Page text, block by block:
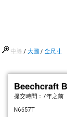
中等 /大圖 /全尺寸
Beechcraft
提交時間：7年之前
N6657T